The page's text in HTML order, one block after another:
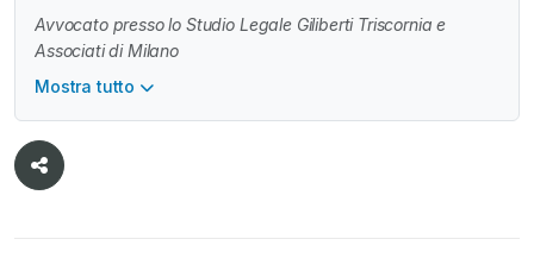
Avvocato presso lo Studio Legale Giliberti Triscornia e
Associati di Milano
Mostra tutto